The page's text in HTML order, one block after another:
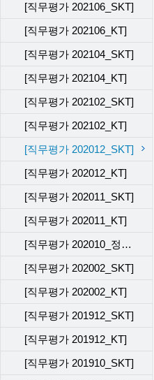
[직무평가 202106_SKT]
[직무평가 202106_KT]
[직무평가 202104_SKT]
[직무평가 202104_KT]
[직무평가 202102_SKT]
[직무평가 202102_KT]
[직무평가 202012_SKT]
[직무평가 202012_KT]
[직무평가 202011_SKT]
[직무평가 202011_KT]
[직무평가 202010_정기평가 전산 테스트]
[직무평가 202002_SKT]
[직무평가 202002_KT]
[직무평가 201912_SKT]
[직무평가 201912_KT]
[직무평가 201910_SKT]